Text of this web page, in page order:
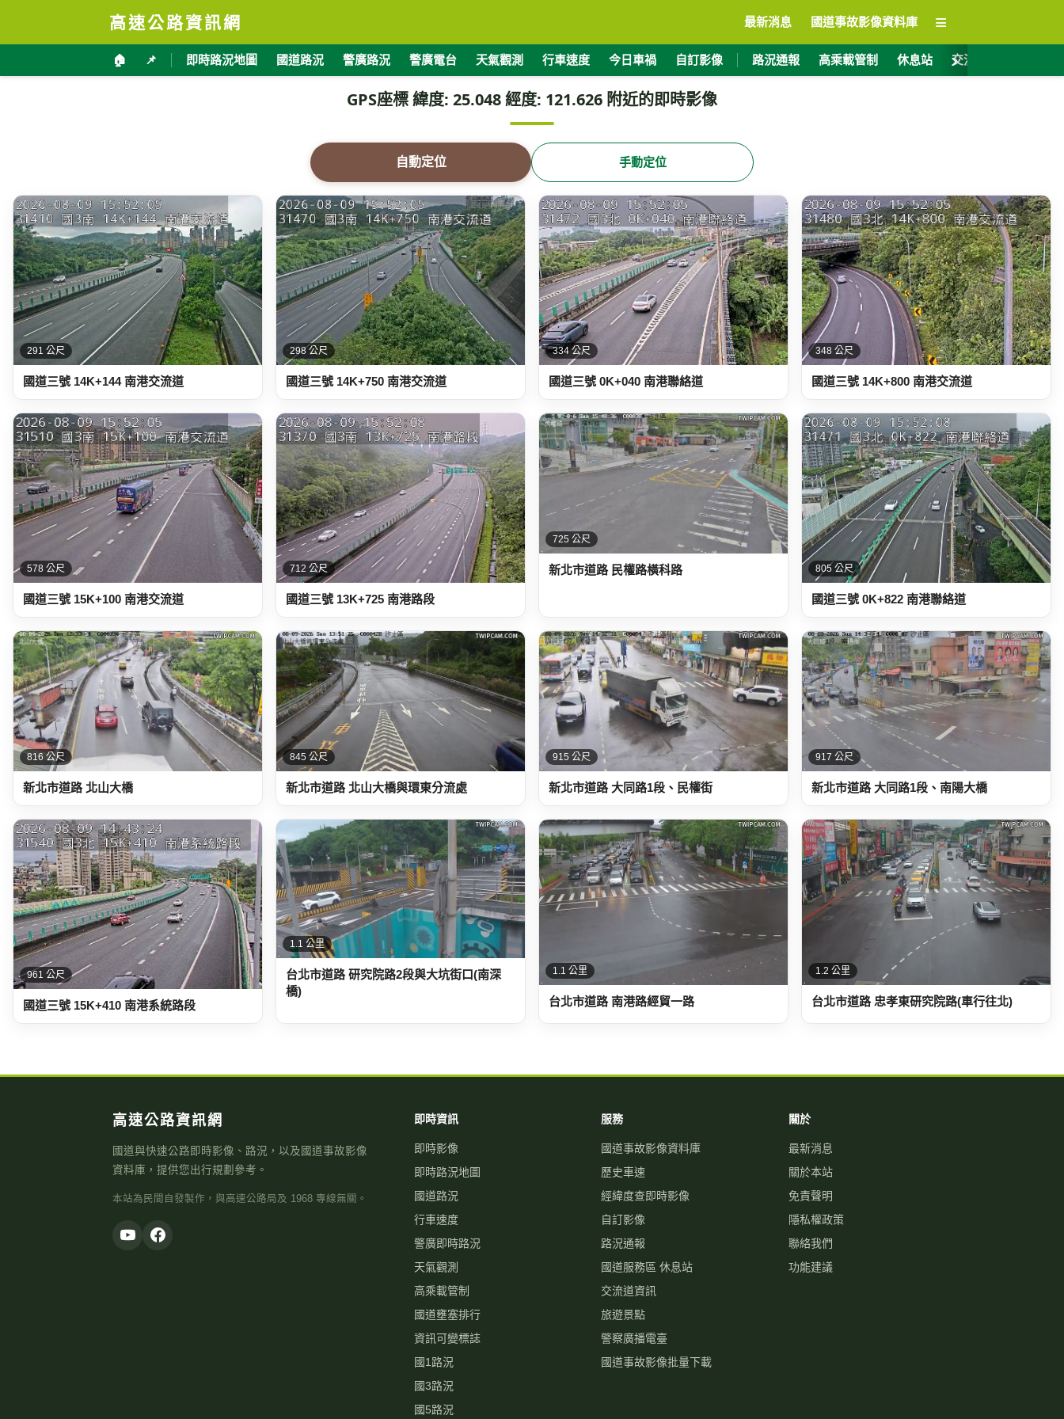
高速公路資訊網 最新消息 國道事故影像資料庫 ≡
🏠 📌 即時路況地圖 國道路況 警廣路況 警廣電台 天氣觀測 行車速度 今日車禍 自訂影像 路況通報 高乘載管制 休息站 交流道資訊
›
GPS座標 緯度: 25.048 經度: 121.626 附近的即時影像
自動定位 手動定位
291 公尺
國道三號 14K+144 南港交流道
298 公尺
國道三號 14K+750 南港交流道
334 公尺
國道三號 0K+040 南港聯絡道
348 公尺
國道三號 14K+800 南港交流道
578 公尺
國道三號 15K+100 南港交流道
712 公尺
國道三號 13K+725 南港路段
725 公尺
新北市道路 民權路橫科路 805 公尺
國道三號 0K+822 南港聯絡道
816 公尺
新北市道路 北山大橋
845 公尺
新北市道路 北山大橋與環東分流處
915 公尺
新北市道路 大同路1段、民權街
917 公尺
新北市道路 大同路1段、南陽大橋
961 公尺
國道三號 15K+410 南港系統路段
1.1 公里
台北市道路 研究院路2段與大坑街口(南深
橋)
1.1 公里
台北市道路 南港路經貿一路
1.2 公里
台北市道路 忠孝東研究院路(車行往北)
高速公路資訊網
國道與快速公路即時影像、路況，以及國道事故影像
資料庫，提供您出行規劃參考。
本站為民間自發製作，與高速公路局及 1968 專線無關。
即時資訊
即時影像
即時路況地圖
國道路況
行車速度
警廣即時路況
天氣觀測
高乘載管制
國道壅塞排行
資訊可變標誌
國1路況
國3路況
國5路況
服務
國道事故影像資料庫
歷史車速
經緯度查即時影像
自訂影像
路況通報
國道服務區 休息站
交流道資訊
旅遊景點
警察廣播電臺
國道事故影像批量下載
關於
最新消息
關於本站
免責聲明
隱私權政策
聯絡我們
功能建議